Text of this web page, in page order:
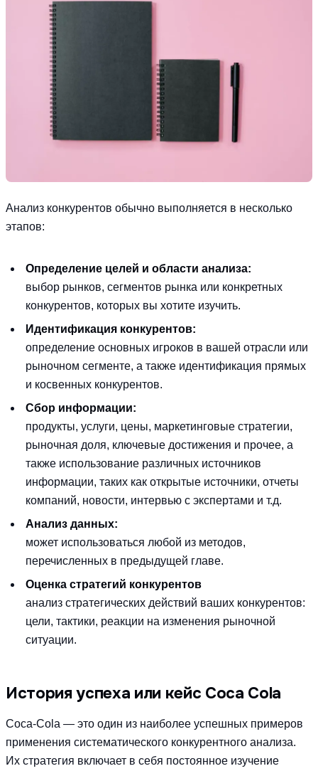
Анализ конкурентов обычно выполняется в несколько
этапов:
Определение целей и области анализа:
выбор рынков, сегментов рынка или конкретных
конкурентов, которых вы хотите изучить.
Идентификация конкурентов:
определение основных игроков в вашей отрасли или
рыночном сегменте, а также идентификация прямых
и косвенных конкурентов.
Сбор информации:
продукты, услуги, цены, маркетинговые стратегии,
рыночная доля, ключевые достижения и прочее, а
также использование различных источников
информации, таких как открытые источники, отчеты
компаний, новости, интервью с экспертами и т.д.
Анализ данных:
может использоваться любой из методов,
перечисленных в предыдущей главе.
Оценка стратегий конкурентов
анализ стратегических действий ваших конкурентов:
цели, тактики, реакции на изменения рыночной
ситуации.
История успеха или кейс Coca Cola
Coca-Cola — это один из наиболее успешных примеров
применения систематического конкурентного анализа.
Их стратегия включает в себя постоянное изучение